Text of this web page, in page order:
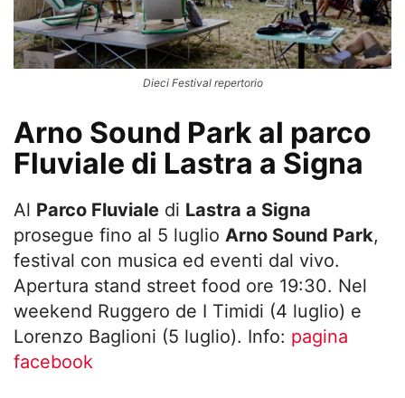
Dieci Festival repertorio
Arno Sound Park al parco
Fluviale di Lastra a Signa
Al Parco Fluviale di Lastra a Signa
prosegue fino al 5 luglio Arno Sound Park,
festival con musica ed eventi dal vivo.
Apertura stand street food ore 19:30. Nel
weekend Ruggero de I Timidi (4 luglio) e
Lorenzo Baglioni (5 luglio). Info: pagina
facebook